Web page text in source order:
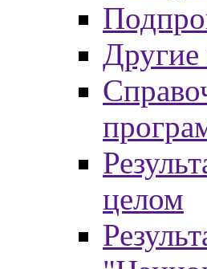
целом